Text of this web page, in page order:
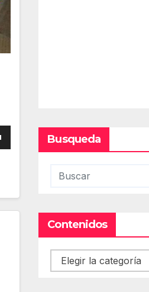
Busqueda
Contenidos
Contenidos